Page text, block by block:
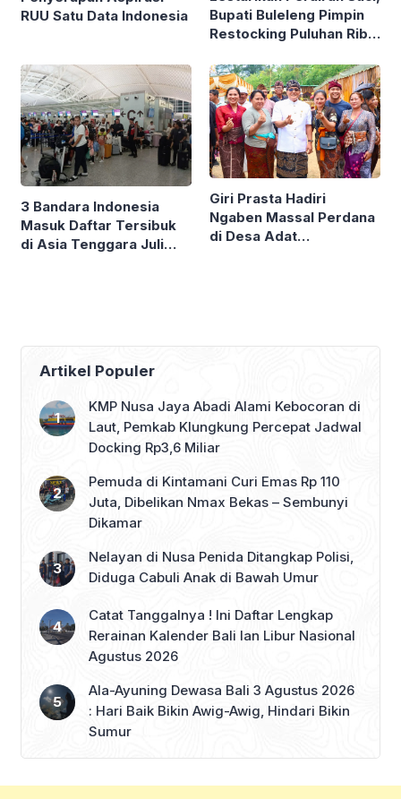
RUU Satu Data Indonesia
Bupati Buleleng Pimpin
Restocking Puluhan Ribu
Sudamala
3 Bandara Indonesia
Masuk Daftar Tersibuk
di Asia Tenggara Juli
Giri Prasta Hadiri
Ngaben Massal Perdana
di Desa Adat
Artikel Populer
KMP Nusa Jaya Abadi Alami Kebocoran di
Laut, Pemkab Klungkung Percepat Jadwal
Docking Rp3,6 Miliar
Pemuda di Kintamani Curi Emas Rp 110
Juta, Dibelikan Nmax Bekas – Sembunyi
Dikamar
Nelayan di Nusa Penida Ditangkap Polisi,
Diduga Cabuli Anak di Bawah Umur
Catat Tanggalnya ! Ini Daftar Lengkap
Rerainan Kalender Bali lan Libur Nasional
Agustus 2026
Ala-Ayuning Dewasa Bali 3 Agustus 2026
: Hari Baik Bikin Awig-Awig, Hindari Bikin
Sumur